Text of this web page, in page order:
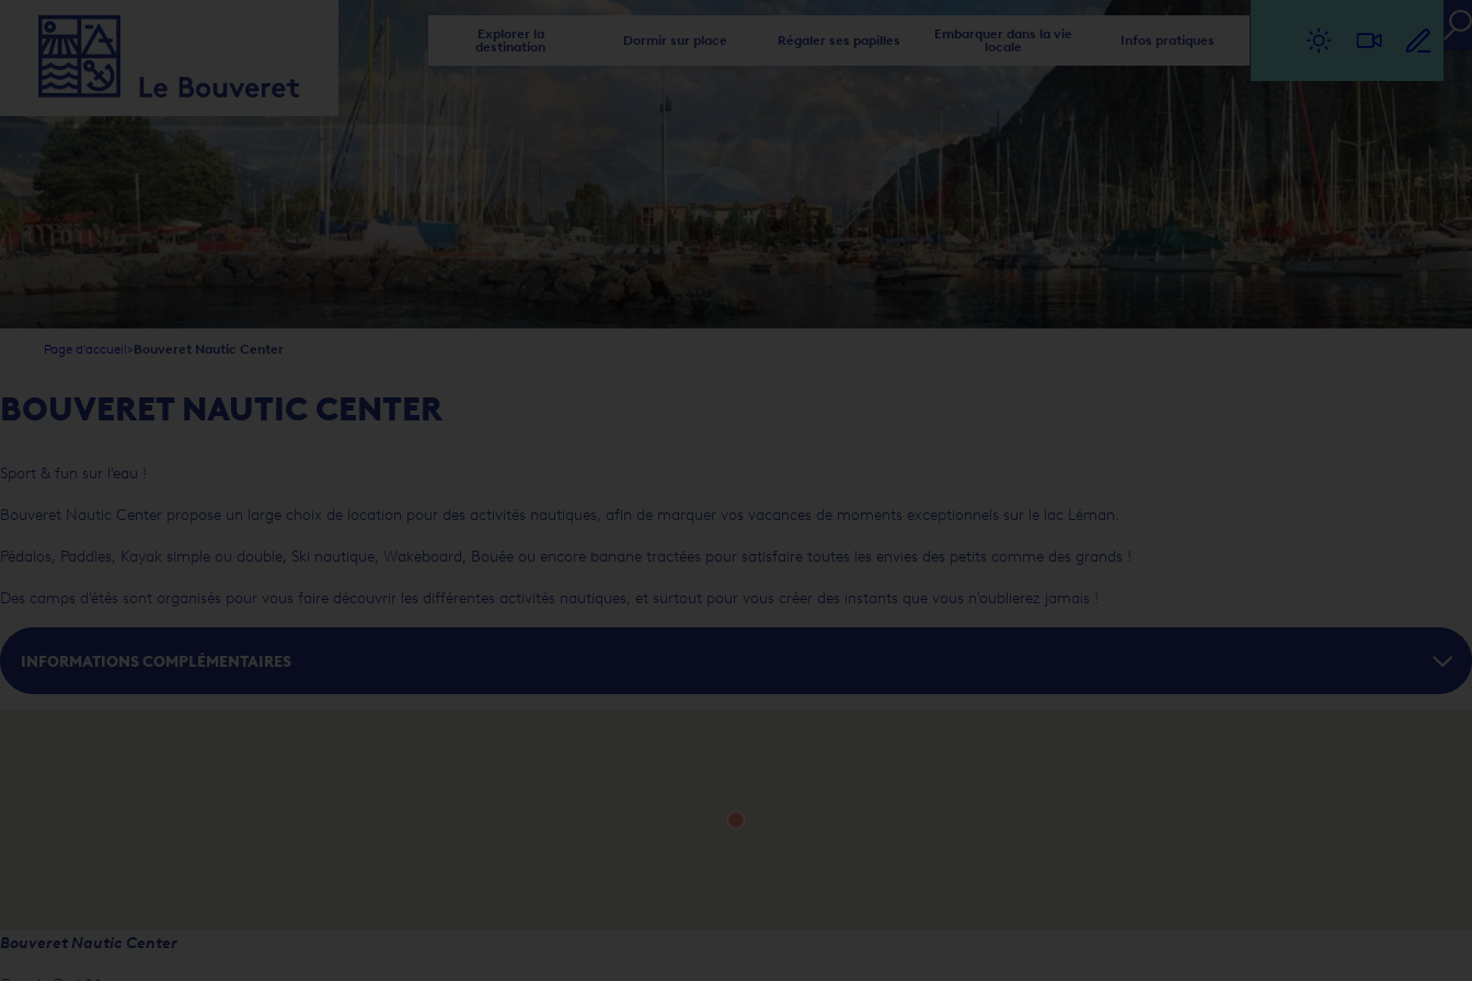
Explorer la
destination
Dormir sur place Régaler ses papilles
Embarquer dans la vie
locale
Infos pratiques
Page d'accueil Bouveret Nautic Center
BOUVERET NAUTIC CENTER
Sport & fun sur l'eau !
Bouveret Nautic Center propose un large choix de location pour des activités nautiques, afin de marquer vos vacances de moments exceptionnels sur le lac Léman.
Pédalos, Paddles, Kayak simple ou double, Ski nautique, Wakeboard, Bouée ou encore banane tractées pour satisfaire toutes les envies des petits comme des grands !
Des camps d'étés sont organisés pour vous faire découvrir les différentes activités nautiques, et surtout pour vous créer des instants que vous n'oublierez jamais !
INFORMATIONS COMPLÉMENTAIRES
Bouveret Nautic Center